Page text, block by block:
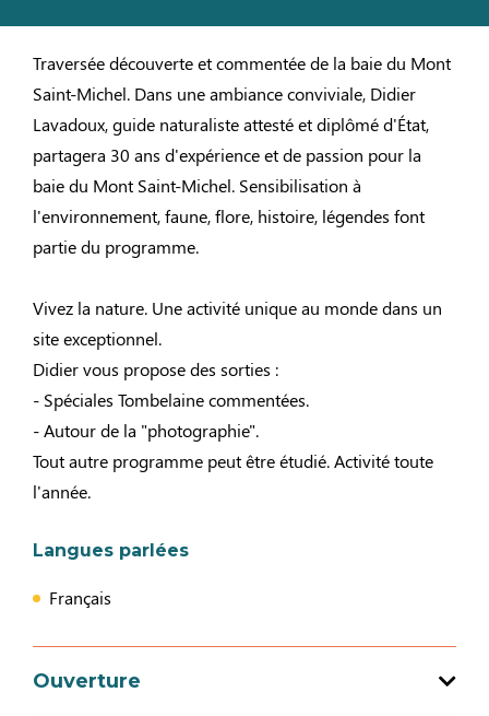
Traversée découverte et commentée de la baie du Mont
Saint-Michel. Dans une ambiance conviviale, Didier
Lavadoux, guide naturaliste attesté et diplômé d'État,
partagera 30 ans d'expérience et de passion pour la
baie du Mont Saint-Michel. Sensibilisation à
l'environnement, faune, flore, histoire, légendes font
partie du programme.
Vivez la nature. Une activité unique au monde dans un
site exceptionnel.
Didier vous propose des sorties :
- Spéciales Tombelaine commentées.
- Autour de la "photographie".
Tout autre programme peut être étudié. Activité toute
l'année.
Langues parlées
Français
Ouverture